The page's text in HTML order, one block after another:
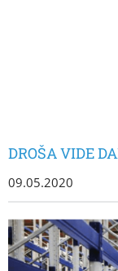
DROŠA VIDE
09.05.2020